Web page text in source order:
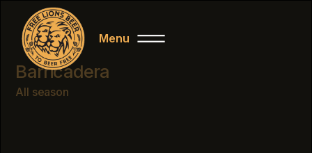
Menu
Barricadera
All season